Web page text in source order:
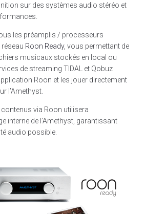
sur des systèmes audio stéréo et
les préamplis / processeurs
réseau Roon Ready, vous permettant de
musicaux stockés en local ou
de streaming TIDAL et Qobuz
Roon et les jouer directement
l’Amethyst.
contenus via Roon utilisera
interne de l’Amethyst, garantissant
audio possible.